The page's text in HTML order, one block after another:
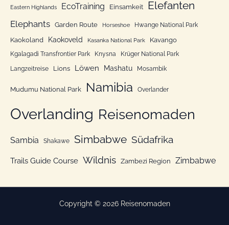
e
n
Eastern Highlands EcoTraining Einsamkeit Elefanten
Elephants Garden Route Horseshoe Hwange National Park
Kaokoland Kaokoveld Kasanka National Park Kavango
Kgalagadi Transfrontier Park Knysna Krüger National Park
Langzeitreise Lions Löwen Mashatu Mosambik
Mudumu National Park Namibia Overlander
Overlanding Reisenomaden
Sambia Shakawe Simbabwe Südafrika
Trails Guide Course Wildnis Zambezi Region Zimbabwe
Copyright © 2026 Reisenomaden